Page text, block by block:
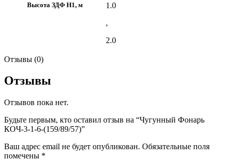
Высота ЗДФ Н1, м
1.0
,
2.0
Отзывы (0)
Отзывы
Отзывов пока нет.
Будьте первым, кто оставил отзыв на “Чугунный Фонарь
КОЧ-3-1-6-(159/89/57)”
Ваш адрес email не будет опубликован. Обязательные поля
помечены *